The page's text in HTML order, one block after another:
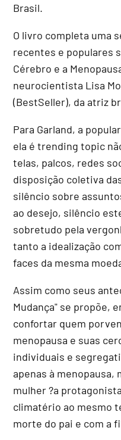
Brasil.
O livro completa uma
recentes e populares
Cérebro e a
neurocientista Lisa
(BestSeller), da atriz
Para Garland, a
ela é trending topic
telas, palcos, redes
disposição coletiva
silêncio sobre
ao desejo, silêncio
sobretudo pela
tanto a idealização
faces da mesma
Assim como seus
Mudança" se propõe,
confortar quem
menopausa e suas
individuais e
apenas à menopausa,
mulher ?a
climatério ao mesmo
morte do pai e com a